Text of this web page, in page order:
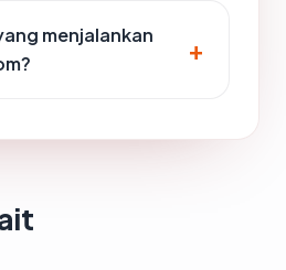
menjalankan